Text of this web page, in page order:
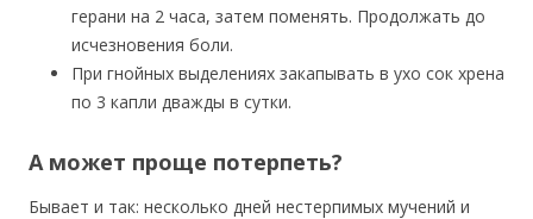
герани на 2 часа, затем поменять. Продолжать до
исчезновения боли.
При гнойных выделениях закапывать в ухо сок хрена
по 3 капли дважды в сутки.
А может проще потерпеть?
Бывает и так: несколько дней нестерпимых мучений и